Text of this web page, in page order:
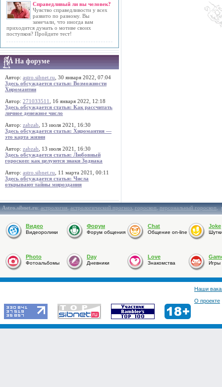
Справедливый ли вы человек?
Чувство справедливости у всех
развито по разному. Вы
замечали, что иногда вам
приходится думать о мотиве своих
поступков? Пройдите тест!
На форуме
Автор: astro.sibnet.ru , 30 января 2022, 07:04
Здесь обсуждается статья: Возможности
Хиромантии
Автор: 271033511
, 16 января 2022, 12:18
Здесь обсуждается статья: Как рассчитать
личное денежное число
Автор: zabzab , 13 июля 2021, 16:30
Здесь обсуждается статья: Хиромантия —
это карта жизни
Автор: zabzab , 13 июля 2021, 16:30
Здесь обсуждается статья: Любовный
гороскоп: как целуются знаки Зодиака
Автор: astro.sibnet.ru , 11 марта 2021, 00:11
Здесь обсуждается статья: Числа
открывают тайны мироздания
Astro.sibnet.ru:астрология,астрологический прогноз,гороскоп,персональный гороскоп,
Видео
Видеоролики
Форум
Форум общения
Chat
Общение on-line
Joke
Photo
Фотоальбомы
Day
Дневники
Love
Знакомства Игры
Наши
О проекте